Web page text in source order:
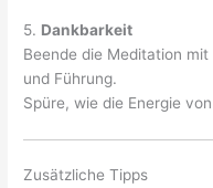
5. Dankbarkeit
Beende die Meditation mit
und Führung.
Spüre, wie die Energie
Zusätzliche Tipps